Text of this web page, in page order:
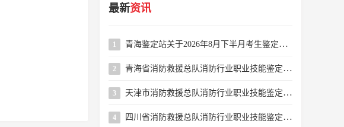
最新资讯
1 青海鉴定站关于2026年8月下半月考生鉴定缴费缴款码公示的公告
2 青海省消防救援总队消防行业职业技能鉴定站2026年8月下半月消防设施操作员职业技能鉴定公告
3 天津市消防救援总队消防行业职业技能鉴定站2026年8月16-31日批次消防设施操作员职业技能鉴定公告
4 四川省消防救援总队消防行业职业技能鉴定站2026年8月消防设施操作员职业技能鉴定考试公告